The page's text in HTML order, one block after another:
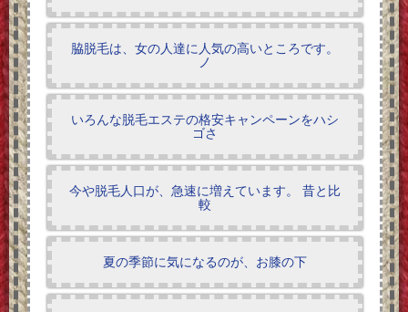
脇脱毛は、女の人達に人気の高いところです。
ノ
いろんな脱毛エステの格安キャンペーンをハシ
ゴさ
今や脱毛人口が、急速に増えています。 昔と比
較
夏の季節に気になるのが、お膝の下